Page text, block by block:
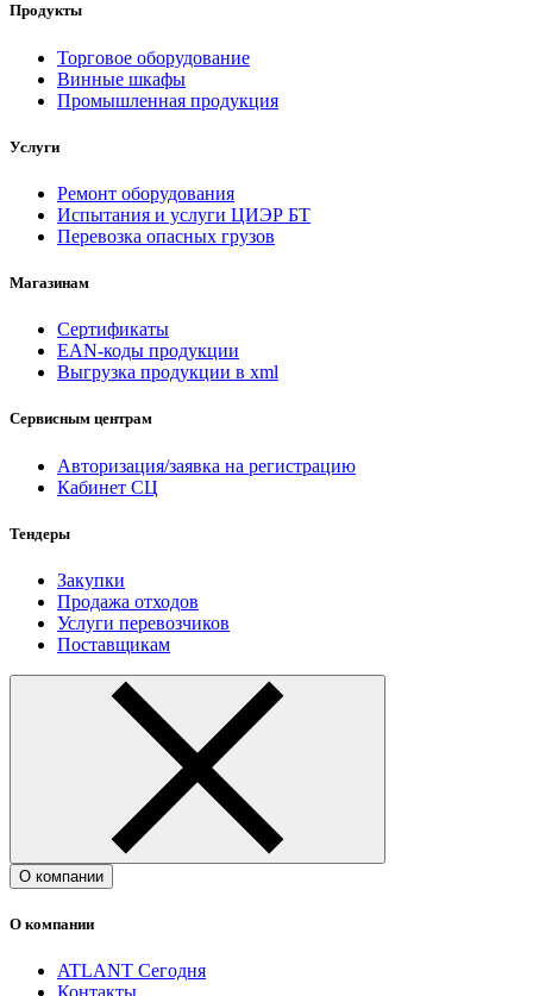
Продукты
Торговое оборудование
Винные шкафы
Промышленная продукция
Услуги
Ремонт оборудования
Испытания и услуги ЦИЭР БТ
Перевозка опасных грузов
Магазинам
Сертификаты
EAN-коды продукции
Выгрузка продукции в xml
Сервисным центрам
Авторизация/заявка на регистрацию
Кабинет СЦ
Тендеры
Закупки
Продажа отходов
Услуги перевозчиков
Поставщикам
О компании
О компании
ATLANT Сегодня